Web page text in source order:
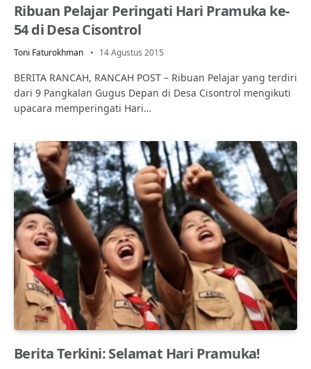
Ribuan Pelajar Peringati Hari Pramuka ke-
54 di Desa Cisontrol
Toni Faturokhman 14 Agustus 2015
BERITA RANCAH, RANCAH POST – Ribuan Pelajar yang terdiri
dari 9 Pangkalan Gugus Depan di Desa Cisontrol mengikuti
upacara memperingati Hari…
Berita Terkini: Selamat Hari Pramuka!